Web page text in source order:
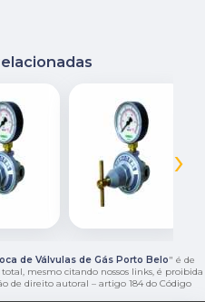
›
de Válvulas de Gás Porto Belo" é de
mesmo citando nossos links, é proibida
de direito autoral – artigo 184 do Código